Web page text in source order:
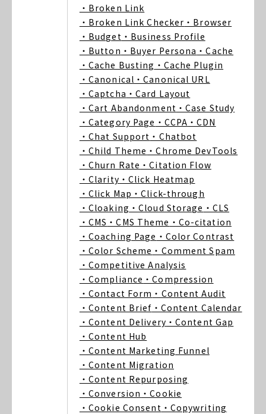
・Broken Link
・Broken Link Checker ・Browser
・Budget ・Business Profile
・Button ・Buyer Persona ・Cache
・Cache Busting ・Cache Plugin
・Canonical ・Canonical URL
・Captcha ・Card Layout
・Cart Abandonment ・Case Study
・Category Page ・CCPA ・CDN
・Chat Support ・Chatbot
・Child Theme ・Chrome DevTools
・Churn Rate ・Citation Flow
・Clarity ・Click Heatmap
・Click Map ・Click-through
・Cloaking ・Cloud Storage ・CLS
・CMS ・CMS Theme ・Co-citation
・Coaching Page ・Color Contrast
・Color Scheme ・Comment Spam
・Competitive Analysis
・Compliance ・Compression
・Contact Form ・Content Audit
・Content Brief ・Content Calendar
・Content Delivery ・Content Gap
・Content Hub
・Content Marketing Funnel
・Content Migration
・Content Repurposing
・Conversion ・Cookie
・Cookie Consent ・Copywriting